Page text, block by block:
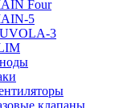
Four
5
3